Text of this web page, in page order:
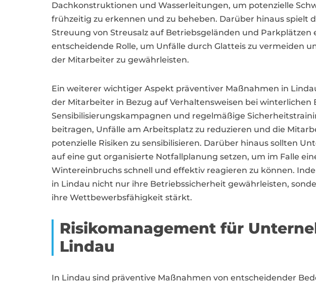
Dachkonstruktionen und Wasserleitungen, um potenzielle
frühzeitig zu erkennen und zu beheben. Darüber hinaus spielt
Streuung von Streusalz auf Betriebsgeländen und Parkplätzen
entscheidende Rolle, um Unfälle durch Glatteis zu vermeiden
der Mitarbeiter zu gewährleisten.
Ein weiterer wichtiger Aspekt präventiver Maßnahmen in
der Mitarbeiter in Bezug auf Verhaltensweisen bei winterlichen
Sensibilisierungskampagnen und regelmäßige
beitragen, Unfälle am Arbeitsplatz zu reduzieren und die
potenzielle Risiken zu sensibilisieren. Darüber hinaus sollten
auf eine gut organisierte Notfallplanung setzen, um im Falle
Wintereinbruchs schnell und effektiv reagieren zu können.
in Lindau nicht nur ihre Betriebssicherheit gewährleisten,
ihre Wettbewerbsfähigkeit stärkt.
Risikomanagement für
Lindau
In Lindau sind präventive Maßnahmen von entscheidender